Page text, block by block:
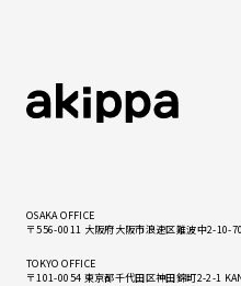
OSAKA OFFICE
〒556-0011 大阪府大阪市浪速区難波中2-10-
TOKYO OFFICE
〒101-0054 東京都千代田区神田錦町2-2-1